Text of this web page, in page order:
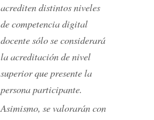
acrediten distintos niveles
de competencia digital
docente sólo se considerará
la acreditación de nivel
superior que presente la
persona participante.
Asimismo, se valorarán con